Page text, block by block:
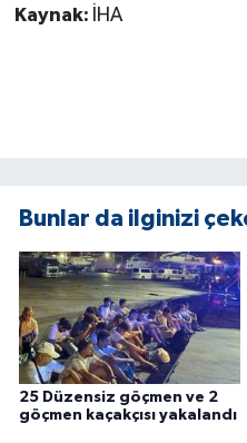
Kaynak: İHA
Bunlar da ilginizi
25 Düzensiz göçmen ve 2
göçmen kaçakçısı yakalandı
SİYASET
YAŞAM
YEREL
Yerel Haberler